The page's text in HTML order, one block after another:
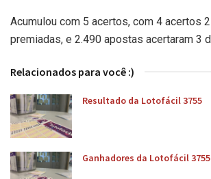
Acumulou com 5 acertos, com 4 acertos
premiadas, e 2.490 apostas acertaram 3
Relacionados para você :)
Resultado da Lotofácil 3755
Ganhadores da Lotofácil 3755